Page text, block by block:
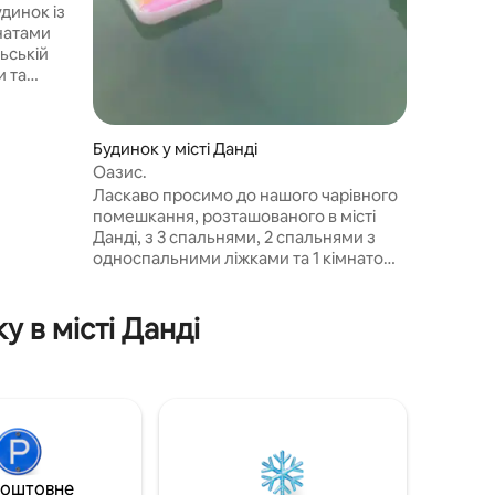
із
та
Будинок у місті Данді
Оазис.
Ласкаво просимо до нашого чарівного
помешкання, розташованого в місті
Данді, з 3 спальнями, 2 спальнями з
односпальними ліжками та 1 кімнатою
знайти, і воно розташоване недалеко
від дороги. З мого помешкання
в місті Данді